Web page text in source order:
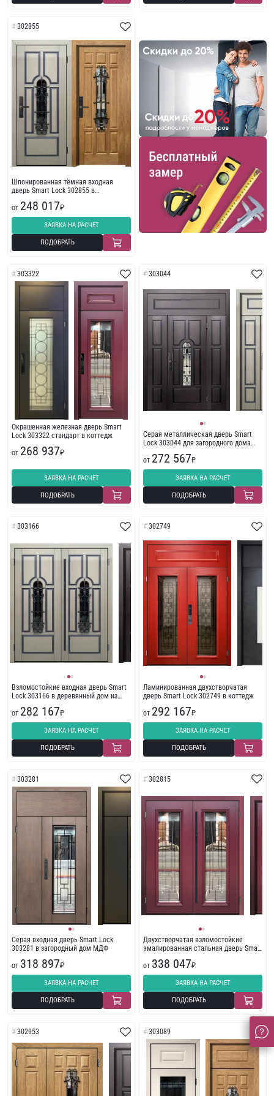
302855
Шпонированная тёмная входная
дверь Smart Lock 302855 в
от 248 017₽
ЗАЯВКА НА РАСЧЕТ
ПОДОБРАТЬ
303322
Окрашенная железная дверь Smart
Lock 303322 стандарт в коттедж
от 268 937₽
ЗАЯВКА НА РАСЧЕТ
ПОДОБРАТЬ
303044
Серая металлическая дверь Smart
Lock 303044 для загородного дома
от 272 567₽
ЗАЯВКА НА РАСЧЕТ
ПОДОБРАТЬ
303166
Взломостойкие входная дверь Smart
Lock 303166 в деревянный дом из
от 282 167₽
ЗАЯВКА НА РАСЧЕТ
ПОДОБРАТЬ
302749
Ламинированная двухстворчатая
дверь Smart Lock 302749 в коттедж
от 292 167₽
ЗАЯВКА НА РАСЧЕТ
ПОДОБРАТЬ
303281
Серая входная дверь Smart Lock
303281 в загородный дом МДФ
от 318 897₽
ЗАЯВКА НА РАСЧЕТ
ПОДОБРАТЬ
302815
Двухстворчатая взломостойкие
эмалированная стальная дверь Smart
от 338 047₽
ЗАЯВКА НА РАСЧЕТ
ПОДОБРАТЬ
302953 303089